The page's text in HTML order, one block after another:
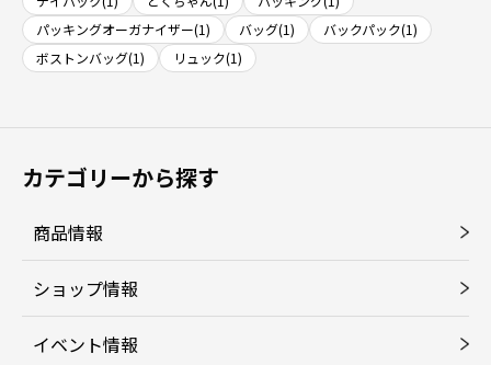
パッキングオーガナイザー(1)
バッグ(1)
バックパック(1)
ボストンバッグ(1)
リュック(1)
カテゴリーから探す
商品情報
ショップ情報
イベント情報